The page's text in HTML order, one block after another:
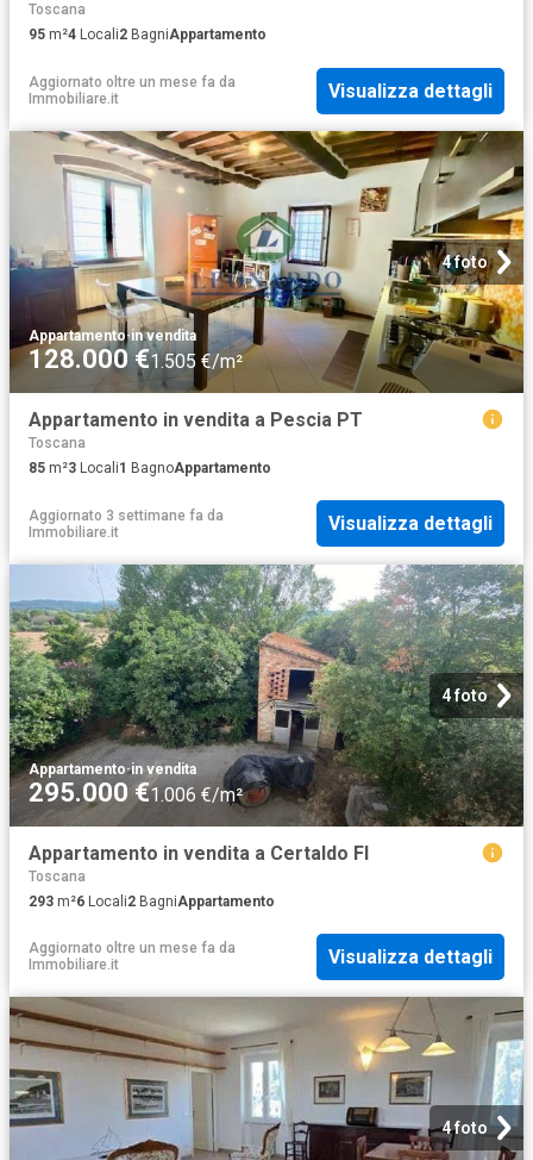
Toscana
95 m²4 Locali2 BagniAppartamento
Aggiornato oltre un mese fa da
Immobiliare.it
Visualizza dettagli
4 foto
Appartamento·in vendita
128.000 €1.505 €/m²
Appartamento in vendita a Pescia PT
Toscana
85 m²3 Locali1 BagnoAppartamento
Aggiornato 3 settimane fa da
Immobiliare.it
Visualizza dettagli
4 foto
Appartamento·in vendita
295.000 €1.006 €/m²
Appartamento in vendita a Certaldo FI
Toscana
293 m²6 Locali2 BagniAppartamento
Aggiornato oltre un mese fa da
Immobiliare.it
Visualizza dettagli
4 foto